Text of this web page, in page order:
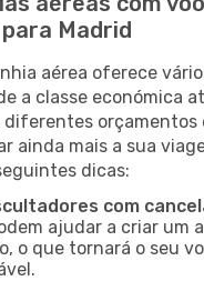
Madrid
aérea oferece
a classe económica
diferentes orçamentos
ainda mais a sua
dicas:
com
ajudar a criar um
o que tornará o seu